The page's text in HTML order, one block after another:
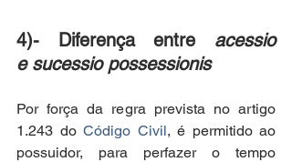
4)- Diferença entre acessio
e sucessio possessionis
Por força da regra prevista no artigo
1.243 do Código Civil, é permitido ao
possuidor, para perfazer o tempo